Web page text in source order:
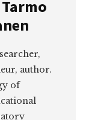
Tarmo
author.
of